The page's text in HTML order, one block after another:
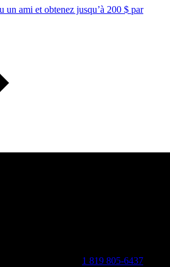
un ami et obtenez jusqu’à 200 $ par
1 819 805-6437